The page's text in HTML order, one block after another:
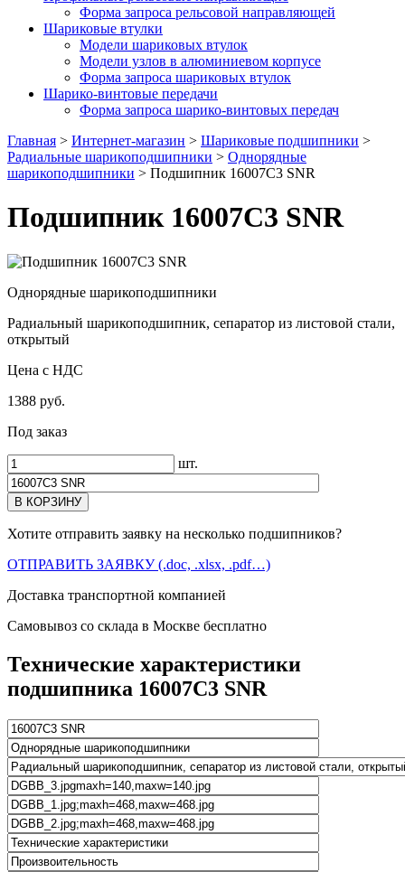
Форма запроса рельсовой направляющей
Шариковые втулки
Модели шариковых втулок
Модели узлов в алюминиевом корпусе
Форма запроса шариковых втулок
Шарико-винтовые передачи
Форма запроса шарико-винтовых передач
Главная > Интернет-магазин > Шариковые подшипники >
Радиальные шарикоподшипники > Однорядные
шарикоподшипники > Подшипник 16007C3 SNR
Подшипник 16007C3 SNR
Однорядные шарикоподшипники
Радиальный шарикоподшипник, сепаратор из листовой стали,
открытый
Цена с НДС
1388 руб.
Под заказ
шт.
Хотите отправить заявку на несколько подшипников?
ОТПРАВИТЬ ЗАЯВКУ (.doc, .xlsx, .pdf…)
Доставка транспортной компанией
Самовывоз со склада в Москве бесплатно
Технические характеристики
подшипника 16007C3 SNR